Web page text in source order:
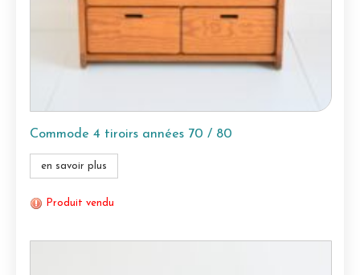
Commode 4 tiroirs années 70 / 80
en savoir plus
Produit vendu